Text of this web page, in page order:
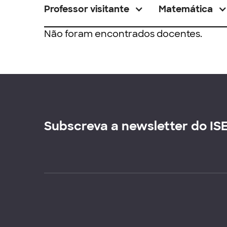
Professor visitante Matemática
Não foram encontrados docentes.
Subscreva a newsletter do